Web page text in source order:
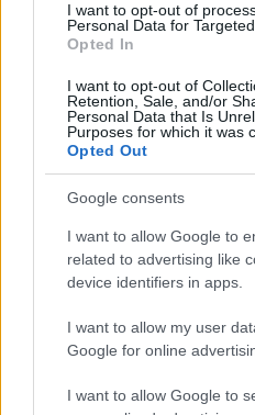
I want to opt-out of
Personal Data for
Opted In
I want to opt-out of
Retention, Sale, and/or
Personal Data that Is
Purposes for which it was
Opted Out
Google consents
I want to allow Google to
related to advertising like
device identifiers in apps.
I want to allow my user
Google for online
I want to allow Google to